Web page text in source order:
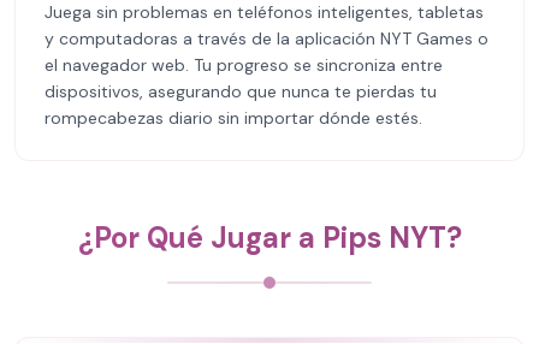
Juega sin problemas en teléfonos inteligentes, tabletas
y computadoras a través de la aplicación NYT Games o
el navegador web. Tu progreso se sincroniza entre
dispositivos, asegurando que nunca te pierdas tu
rompecabezas diario sin importar dónde estés.
¿Por Qué Jugar a Pips NYT?